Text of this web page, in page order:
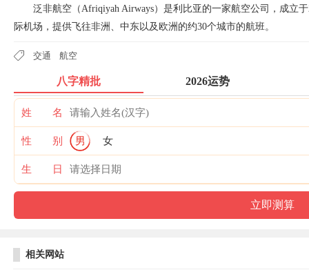
泛非航空（Afriqiyah Airways）是利比亚的一家航空公司，成立
际机场，提供飞往非洲、中东以及欧洲的约30个城市的航班。
交通 航空
八字精批 2026运势
姓 名
性 别 男 女
生 日
相关网站